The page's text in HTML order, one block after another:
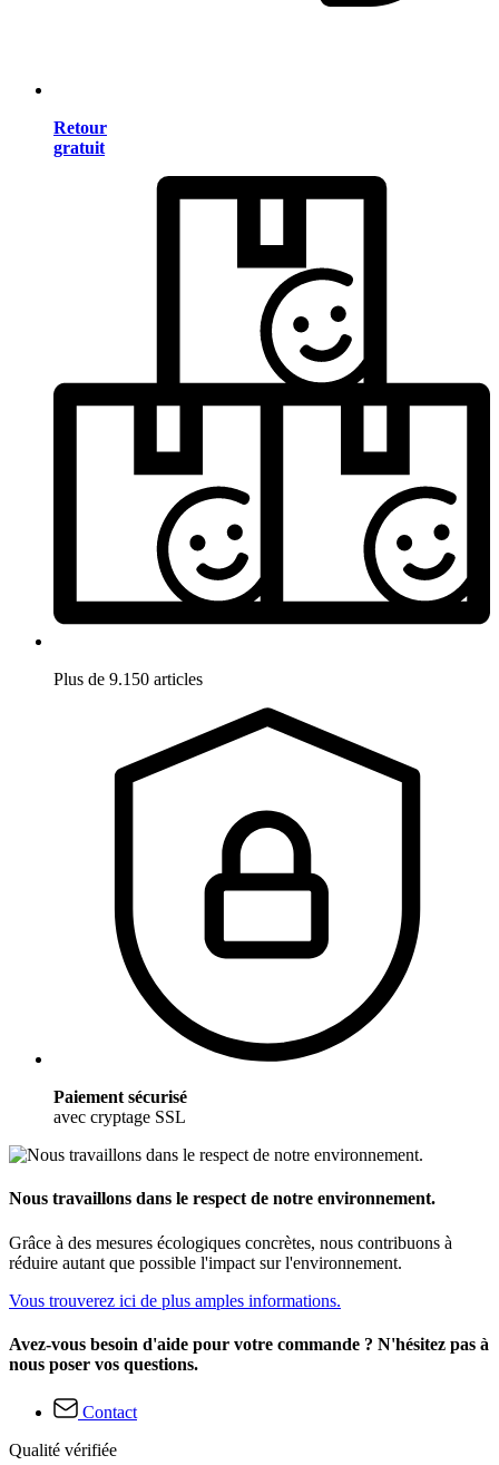
Retour
gratuit
Plus de 9.150 articles
Paiement sécurisé
avec cryptage SSL
Nous travaillons dans le respect de notre environnement.
Grâce à des mesures écologiques concrètes, nous contribuons à
réduire autant que possible l'impact sur l'environnement.
Vous trouverez ici de plus amples informations.
Avez-vous besoin d'aide pour votre commande ? N'hésitez pas à
nous poser vos questions.
Contact
Qualité vérifiée